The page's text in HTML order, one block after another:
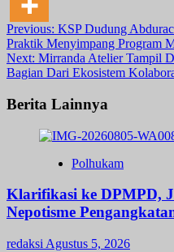
Post
navigation
Previous: KSP Dudung
Praktik Menyimpang Program
Next: Mirranda Atelier Tampil
Bagian Dari Ekosistem
Berita Lainnya
Polhukam
Klarifikasi ke DPMPD,
Nepotisme
redaksi Agustus 5, 2026